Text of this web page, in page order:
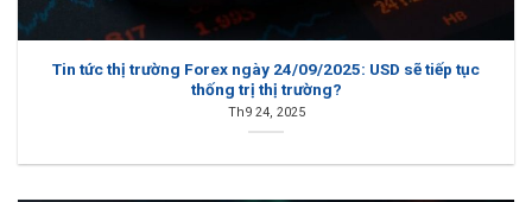
Tin tức thị trường Forex ngày 24/09/2025: USD sẽ tiếp tục
thống trị thị trường?
Th9 24, 2025